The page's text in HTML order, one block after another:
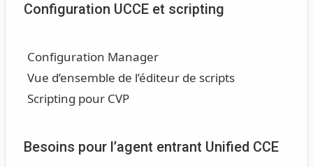
Configuration UCCE et scripting
Configuration Manager
Vue d’ensemble de l’éditeur de scripts
Scripting pour CVP
Besoins pour l’agent entrant Unified CCE